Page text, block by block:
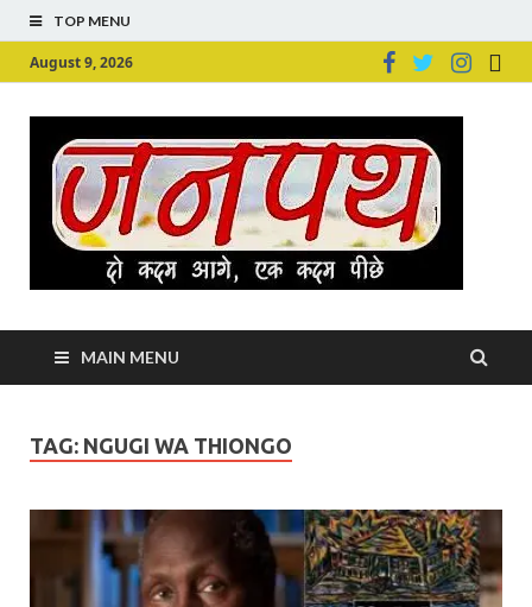
TOP MENU
August 9, 2026
MAIN MENU
TAG: NGUGI WA THIONGO